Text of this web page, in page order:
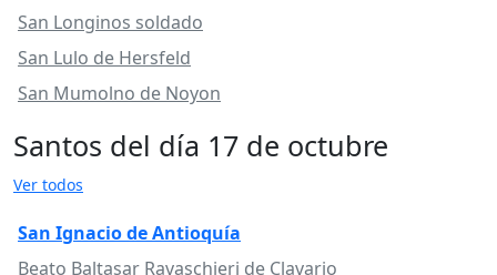
San Longinos soldado
San Lulo de Hersfeld
San Mumolno de Noyon
Santos del día 17 de octubre
Ver todos
San Ignacio de Antioquía
Beato Baltasar Ravaschieri de Clavario